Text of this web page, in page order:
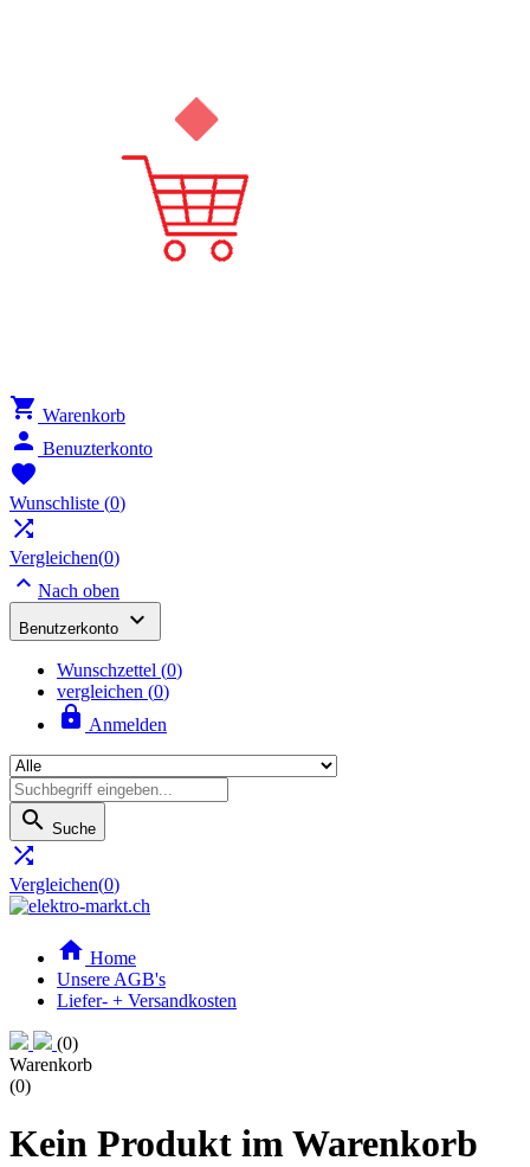
 Warenkorb
 Benuzterkonto

Wunschliste (0)

Vergleichen(0)
 Nach oben
Benutzerkonto 
Wunschzettel (0)
vergleichen (0)
 Anmelden
 Suche

Vergleichen(0)
 Home
Unsere AGB's
Liefer- + Versandkosten
(0)
Warenkorb
(0)
Kein Produkt im Warenkorb